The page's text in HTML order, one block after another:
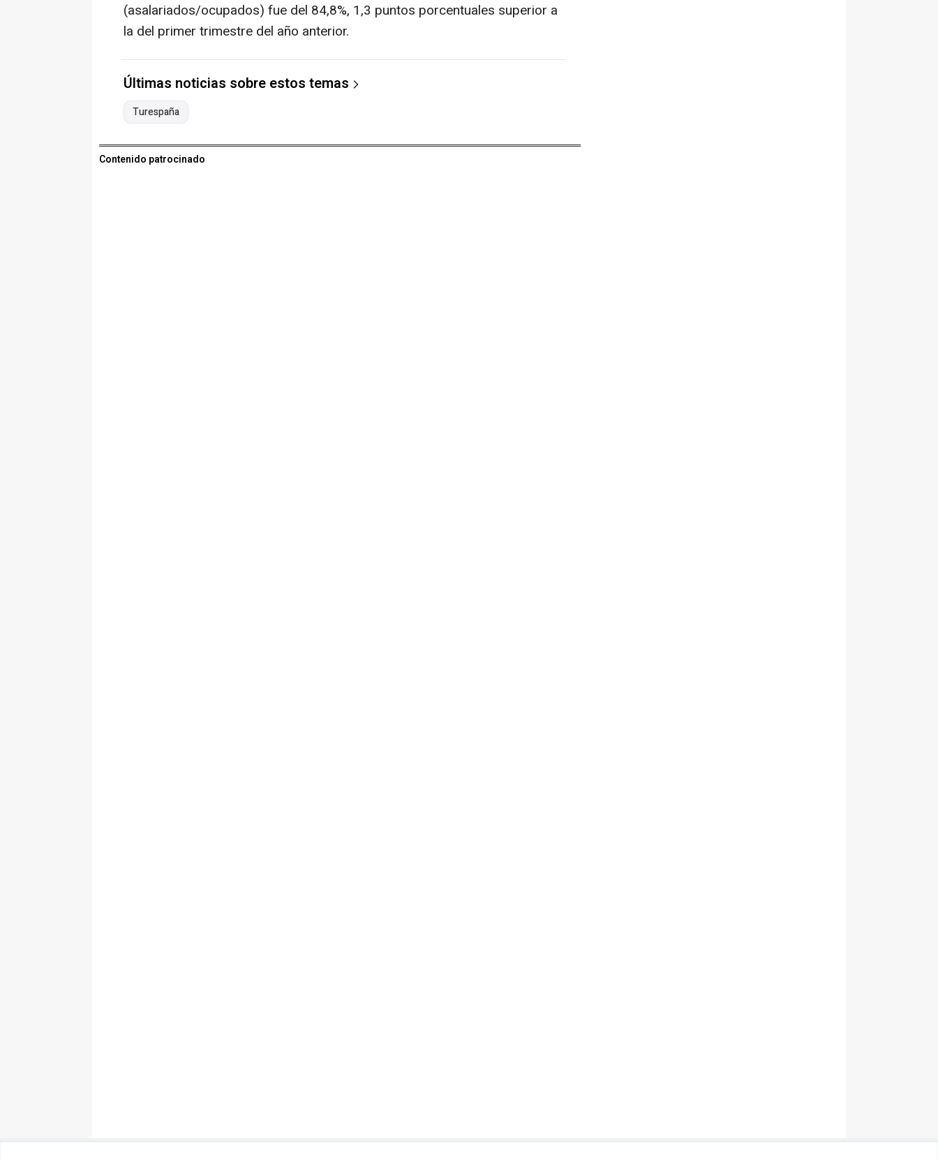
(asalariados/ocupados) fue del 84,8%, 1,3 puntos porcentuales superior a
la del primer trimestre del año anterior.
Últimas noticias sobre estos temas
Turespaña
Contenido patrocinado